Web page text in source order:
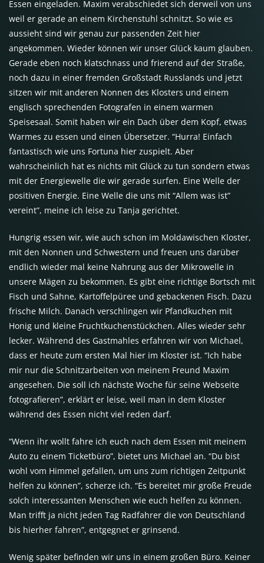
Essen eingeladen. Maxim verabschiedet sich derweil von uns
weil er gerade an einem Kirchenstuhl schnitzt. So wie es
aussieht sind wir genau zur passenden Zeit hier
angekommen. Wieder können wir unser Glück kaum glauben.
Gerade eben noch klatschnass und frierend auf der Straße,
noch dazu in einer fremden Großstadt Russlands und jetzt
sitzen wir mit anderen Nonnen des Klosters und einem
englisch sprechenden Fotografen in einem warmen
Speisesaal. Somit haben wir ein Dach über dem Kopf, etwas
Warmes zu essen und einen Übersetzer. “Hurra! Einfach
fantastisch wie uns Fortuna hier zuspielt. Aber
wahrscheinlich hat es nichts mit Glück zu tun sondern etwas
mit der Energiewelle die wir gerade surfen. Eine Welle der
positiven Energie. Eine Welle die uns mit “Allem was ist”
vereint”, meine ich leise zu Tanja gerichtet.
Hungrig essen wir, wie auch schon im Moldawischen Kloster,
mit den Nonnen und Schwestern und freuen uns darüber
endlich wieder mal keine Nahrung aus der Mikrowelle in
unsere Mägen zu bekommen. Es gibt eine richtige Bortsch mit
Fisch und Sahne, Kartoffelpüree und gebackenen Fisch. Dazu
frische Milch. Danach verschlingen wir Pfandkuchen mit
Honig und kleine Fruchtkuchenstückchen. Alles wieder sehr
lecker. Während des Gastmahles erfahren wir von Michael,
dass er heute zum ersten Mal hier im Kloster ist. “Ich habe
mir nur die Schnitzarbeiten von meinem Freund Maxim
angesehen. Die soll ich nächste Woche für seine Webseite
fotografieren”, erklärt er leise, weil man in dem Kloster
während des Essen nicht viel reden darf.
“Wenn ihr wollt fahre ich euch nach dem Essen mit meinem
Auto zu einem Ticketbüro”, bietet uns Michael an. “Du bist
wohl vom Himmel gefallen, um uns zum richtigen Zeitpunkt
helfen zu können”, scherze ich. “Es bereitet mir große Freude
solch interessanten Menschen wie euch helfen zu können.
Man trifft ja nicht jeden Tag Radfahrer die von Deutschland
bis hierher fahren”, entgegnet er grinsend.
Wenig später befinden wir uns in einem großen Büro. Keiner